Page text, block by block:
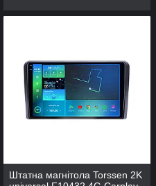
Штатна магнітола Torssen 2K